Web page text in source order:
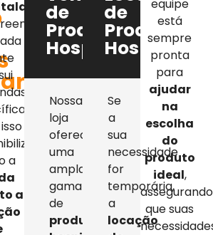
a
a
de
Produtos
Hospitalares
Nossa
loja
oferece
uma
ampla
gama
de
produtos
de
Produtos
Se
a
sua
necessidade
for
temporária,
a
locação
equipe
está
sempre
pronta
para
ajudar
na
escolha
do
produto
ideal,
assegurando
que suas